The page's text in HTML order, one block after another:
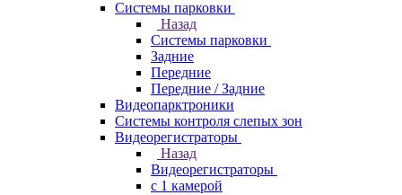
Системы парковки
Назад
Системы парковки
Задние
Передние
Передние / Задние
Видеопарктроники
Системы контроля слепых зон
Видеорегистраторы
Назад
Видеорегистраторы
с 1 камерой